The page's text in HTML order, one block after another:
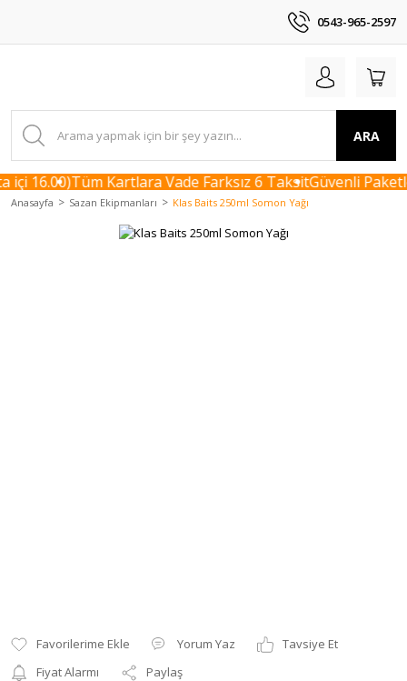
0543-965-2597
ARA
içi 16.00)Tüm Kartlara Vade Farksız 6 TaksitGüvenli
Anasayfa Sazan Ekipmanları Klas Baits 250ml Somon Yağı
Yorum Yaz
Tavsiye Et
Fiyat Alarmı
Paylaş